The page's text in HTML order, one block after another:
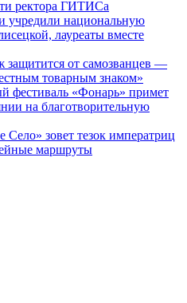
ректора ГИТИСа
учредили национальную
лауреаты вместе
защитится от самозванцев —
товарным знаком»
фестиваль «Фонарь» примет
на благотворительную
Село» зовет тезок императриц
маршруты